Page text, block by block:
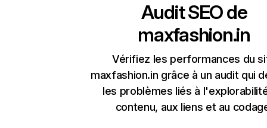
Audit SEO de
maxfashion.in
Vérifiez les performances du
maxfashion.in grâce à un audit qui
les problèmes liés à
contenu, aux liens et au